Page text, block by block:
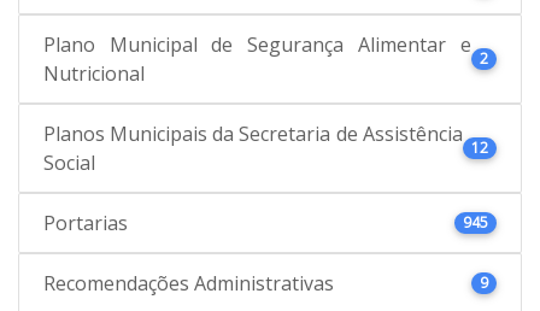
Plano Municipal de Segurança Alimentar e
Nutricional
2
Planos Municipais da Secretaria de Assistência
Social
12
Portarias 945
Recomendações Administrativas 9